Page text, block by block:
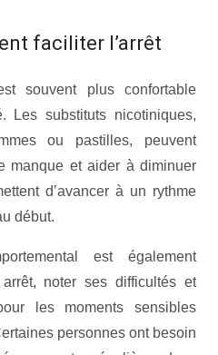
faciliter l’arrêt
souvent plus confortable
Les substituts nicotiniques,
ou pastilles, peuvent
manque et aider à diminuer
d’avancer à un rythme
début.
est également
noter ses difficultés et
les moments sensibles
personnes ont besoin